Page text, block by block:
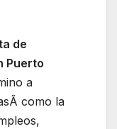
de
Puerto
a
como la